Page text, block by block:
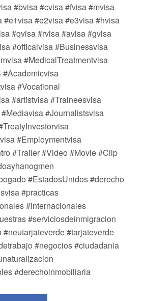
#bvisa #cvisa #fvisa #mvisa
#e1visa #e2visa #e3visa #hvisa
#qvisa #rvisa #avisa #gvisa
#officalvisa #Businessvisa
#MedicalTreatmentvisa
#Academicvisa
#Vocational
#artistvisa #Traineesvisa
#Journalistsvisa
#Employmentvisa
#Trailer #Video #Movie #Clip
#EstadosUnidos #derecho
#practicas
#internacionales
#serviciosdeinmigracion
#tarjateverde
#negocios #ciudadania
#derechoinmobiliaria